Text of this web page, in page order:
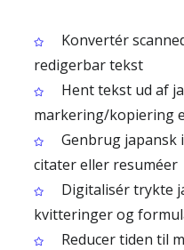
Konvertér
redigerbar tekst
Hent tekst ud af
markering/kopiering
Genbrug japansk
citater eller resuméer
Digitalisér trykte
kvitteringer og
Reducer tiden til